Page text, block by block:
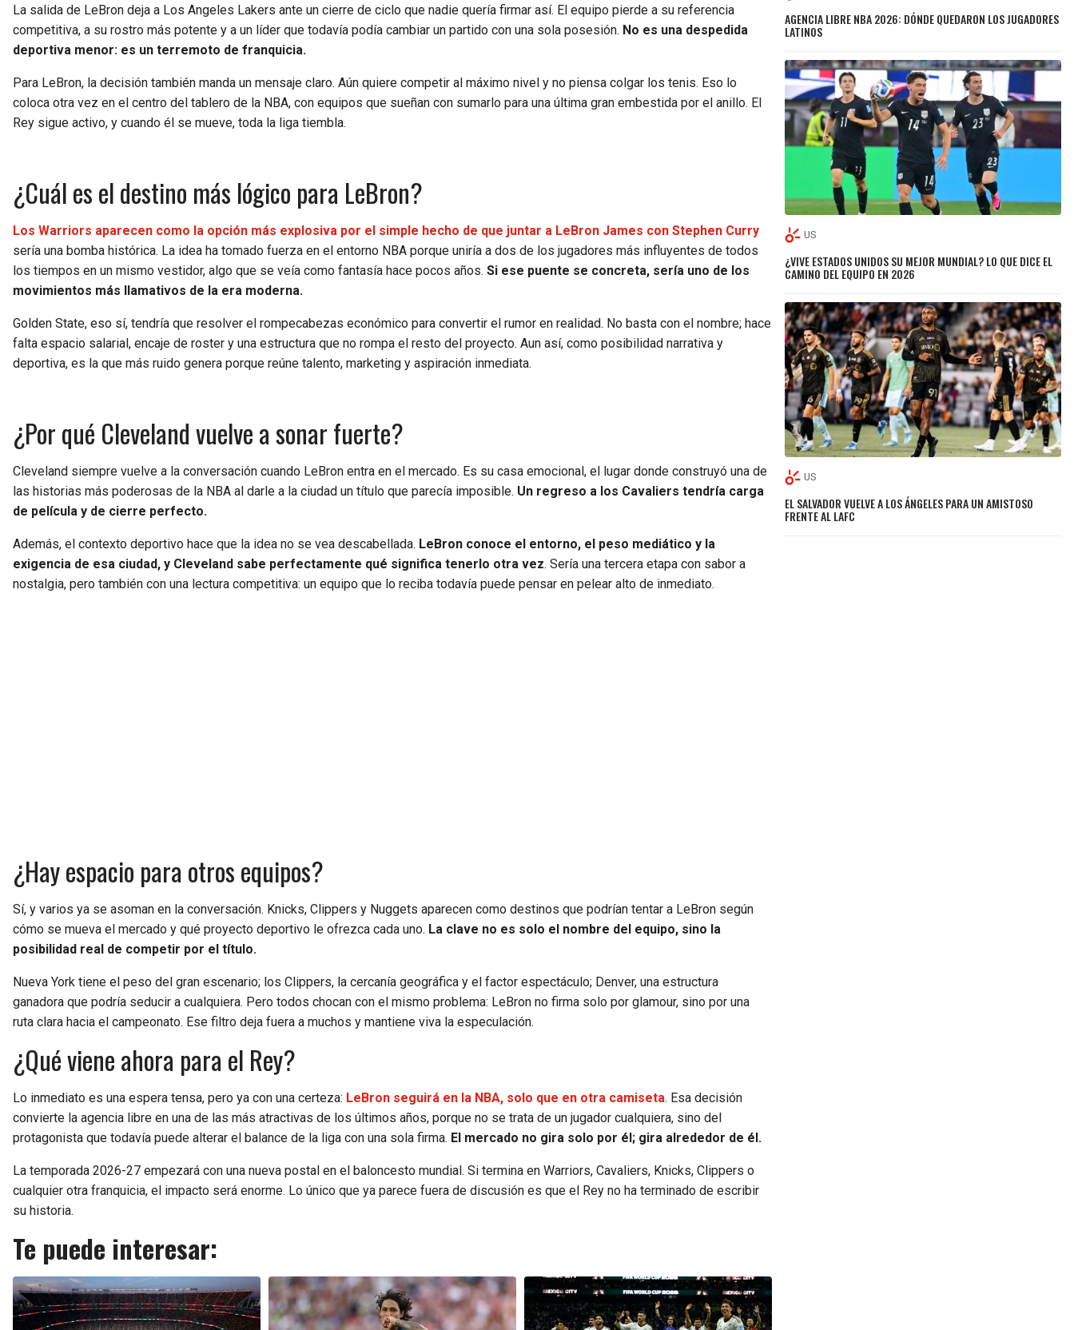
La salida de LeBron deja a Los Angeles Lakers ante un cierre de ciclo que nadie quería firmar así. El equipo pierde a su referencia
competitiva, a su rostro más potente y a un líder que todavía podía cambiar un partido con una sola posesión. No es una despedida
deportiva menor: es un terremoto de franquicia.
Para LeBron, la decisión también manda un mensaje claro. Aún quiere competir al máximo nivel y no piensa colgar los tenis. Eso lo
coloca otra vez en el centro del tablero de la NBA, con equipos que sueñan con sumarlo para una última gran embestida por el anillo. El
Rey sigue activo, y cuando él se mueve, toda la liga tiembla.
¿Cuál es el destino más lógico para LeBron?
Los Warriors aparecen como la opción más explosiva por el simple hecho de que juntar a LeBron James con Stephen Curry
sería una bomba histórica. La idea ha tomado fuerza en el entorno NBA porque uniría a dos de los jugadores más influyentes de todos
los tiempos en un mismo vestidor, algo que se veía como fantasía hace pocos años. Si ese puente se concreta, sería uno de los
movimientos más llamativos de la era moderna.
Golden State, eso sí, tendría que resolver el rompecabezas económico para convertir el rumor en realidad. No basta con el nombre; hace
falta espacio salarial, encaje de roster y una estructura que no rompa el resto del proyecto. Aun así, como posibilidad narrativa y
deportiva, es la que más ruido genera porque reúne talento, marketing y aspiración inmediata.
¿Por qué Cleveland vuelve a sonar fuerte?
Cleveland siempre vuelve a la conversación cuando LeBron entra en el mercado. Es su casa emocional, el lugar donde construyó una de
las historias más poderosas de la NBA al darle a la ciudad un título que parecía imposible. Un regreso a los Cavaliers tendría carga
de película y de cierre perfecto.
Además, el contexto deportivo hace que la idea no se vea descabellada. LeBron conoce el entorno, el peso mediático y la
exigencia de esa ciudad, y Cleveland sabe perfectamente qué significa tenerlo otra vez. Sería una tercera etapa con sabor a
nostalgia, pero también con una lectura competitiva: un equipo que lo reciba todavía puede pensar en pelear alto de inmediato.
¿Hay espacio para otros equipos?
Sí, y varios ya se asoman en la conversación. Knicks, Clippers y Nuggets aparecen como destinos que podrían tentar a LeBron según
cómo se mueva el mercado y qué proyecto deportivo le ofrezca cada uno. La clave no es solo el nombre del equipo, sino la
posibilidad real de competir por el título.
Nueva York tiene el peso del gran escenario; los Clippers, la cercanía geográfica y el factor espectáculo; Denver, una estructura
ganadora que podría seducir a cualquiera. Pero todos chocan con el mismo problema: LeBron no firma solo por glamour, sino por una
ruta clara hacia el campeonato. Ese filtro deja fuera a muchos y mantiene viva la especulación.
¿Qué viene ahora para el Rey?
Lo inmediato es una espera tensa, pero ya con una certeza: LeBron seguirá en la NBA, solo que en otra camiseta. Esa decisión
convierte la agencia libre en una de las más atractivas de los últimos años, porque no se trata de un jugador cualquiera, sino del
protagonista que todavía puede alterar el balance de la liga con una sola firma. El mercado no gira solo por él; gira alrededor de él.
La temporada 2026-27 empezará con una nueva postal en el baloncesto mundial. Si termina en Warriors, Cavaliers, Knicks, Clippers o
cualquier otra franquicia, el impacto será enorme. Lo único que ya parece fuera de discusión es que el Rey no ha terminado de escribir
su historia.
Te puede interesar:
AGENCIA LIBRE NBA 2026: DÓNDE QUEDARON LOS JUGADORES
LATINOS
US
¿VIVE ESTADOS UNIDOS SU MEJOR MUNDIAL? LO QUE DICE EL
CAMINO DEL EQUIPO EN 2026
US
EL SALVADOR VUELVE A LOS ÁNGELES PARA UN AMISTOSO
FRENTE AL LAFC